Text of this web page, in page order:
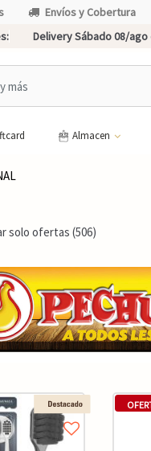
Envíos y Cobertura
Delivery Sábado 08/ago
Almacen
solo ofertas (506)